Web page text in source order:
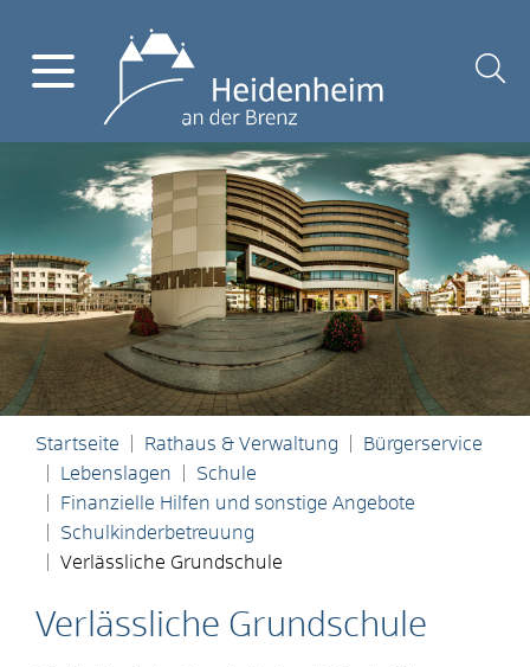
Startseite Rathaus & Verwaltung
Bürgerservice
Lebenslagen
Schule
Finanzielle Hilfen und sonstige Angebote
Schulkinderbetreuung
Verlässliche Grundschule
Verlässliche Grundschule